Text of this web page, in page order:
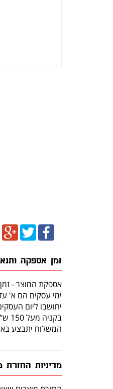
זמן אספקה
אספקת המוצר - זמן האספקה עד 3
ימי עסקים הם א' עד
יחושבו ליום
בקניה מעל 150 ש"ח משלוח חינם
המשלוח יתבצע
מדיניות החזרת